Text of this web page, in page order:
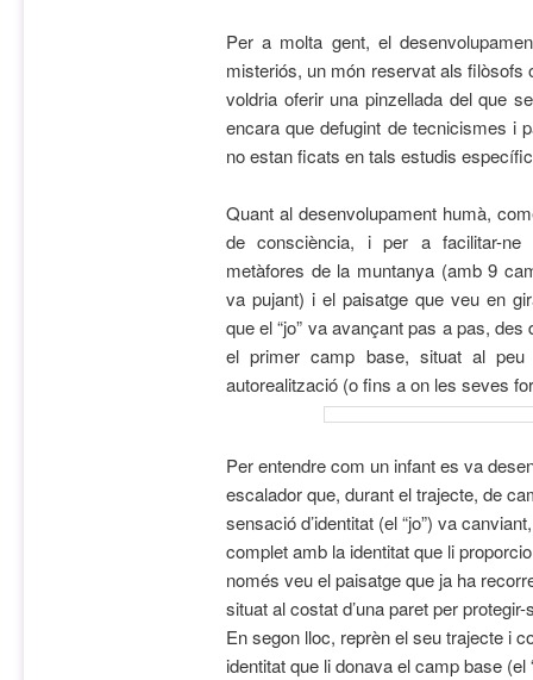
Per a molta gent, el
misteriós, un món reservat als
voldria oferir una pinzellada del que
encara que defugint de tecnicismes i
no estan ficats en tals estudis
Quant al desenvolupament humà,
de consciència, i per a facilitar-
metàfores de la muntanya (amb 9
va pujant) i el paisatge que veu en
que el “jo” va avançant pas a pas,
el primer camp base, situat al
autorealització (o fins a on les seves
Per entendre com un infant es va
escalador que, durant el trajecte, de
sensació d’identitat (el “jo”) va
complet amb la identitat que li
només veu el paisatge que ja ha
situat al costat d’una paret per
En segon lloc, reprèn el seu trajecte i
identitat que li donava el camp base